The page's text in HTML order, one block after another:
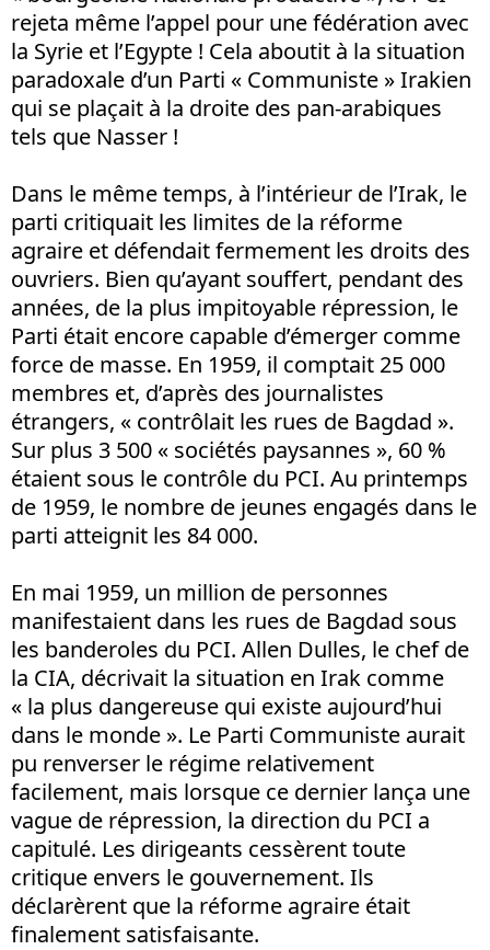
rejeta même l’appel pour une fédération avec
la Syrie et l’Egypte ! Cela aboutit à la situation
paradoxale d’un Parti « Communiste » Irakien
qui se plaçait à la droite des pan-arabiques
tels que Nasser !
Dans le même temps, à l’intérieur de l’Irak, le
parti critiquait les limites de la réforme
agraire et défendait fermement les droits des
ouvriers. Bien qu’ayant souffert, pendant des
années, de la plus impitoyable répression, le
Parti était encore capable d’émerger comme
force de masse. En 1959, il comptait 25 000
membres et, d’après des journalistes
étrangers, « contrôlait les rues de Bagdad ».
Sur plus 3 500 « sociétés paysannes », 60 %
étaient sous le contrôle du PCI. Au printemps
de 1959, le nombre de jeunes engagés dans le
parti atteignit les 84 000.
En mai 1959, un million de personnes
manifestaient dans les rues de Bagdad sous
les banderoles du PCI. Allen Dulles, le chef de
la CIA, décrivait la situation en Irak comme
« la plus dangereuse qui existe aujourd’hui
dans le monde ». Le Parti Communiste aurait
pu renverser le régime relativement
facilement, mais lorsque ce dernier lança une
vague de répression, la direction du PCI a
capitulé. Les dirigeants cessèrent toute
critique envers le gouvernement. Ils
déclarèrent que la réforme agraire était
finalement satisfaisante.